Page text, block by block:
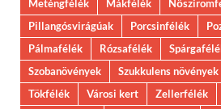
Meténgfélék
Mákfélék
Pillangósvirágúak
Porcsinfélék
Pálmafélék
Rózsafélék
Szobanövények
Szukkulens növények
Tökfélék
Városi kert Zellerfélék